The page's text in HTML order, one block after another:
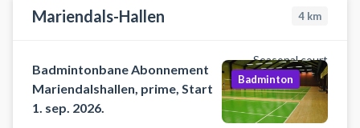
Hallerne eller Hermes Hallen.
Mariendals-Hallen 4 km
Seasonal court
Badmintonbane Abonnement
Mariendalshallen, prime, Start
1. sep. 2026.
Badminton